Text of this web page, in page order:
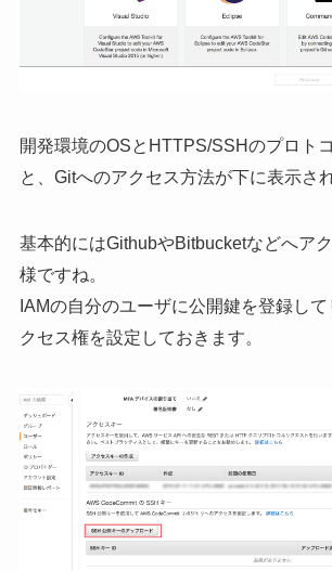
開発環境のOSとHTTPS/SSHのプロト
と、Gitへのアクセス方法が下に表示さ
基本的にはGithubやBitbucketなどへア
様ですね。
IAMの自分のユーザに公開鍵を登録し
クセス権を設定しておきます。